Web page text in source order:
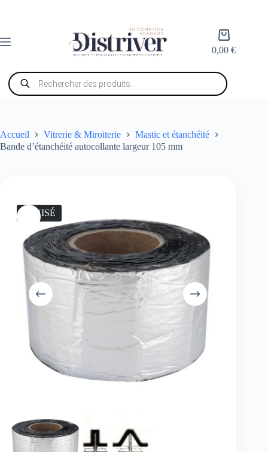
Panier
d’achat
0,00€
Recherche
de
produits
Accueil Vitrerie & Miroiterie
Mastic et étanchéité
Bande d’étanchéité autocollante largeur 105 mm
ÉPUISÉ